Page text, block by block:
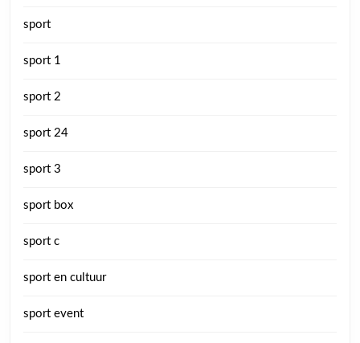
sport
sport 1
sport 2
sport 24
sport 3
sport box
sport c
sport en cultuur
sport event